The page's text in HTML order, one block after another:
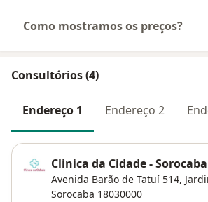
Como mostramos os preços?
Consultórios (4)
Endereço 1 Endereço 2
Clinica da Cidade -
Avenida Barão de Tatuí 514,
Sorocaba 18030000